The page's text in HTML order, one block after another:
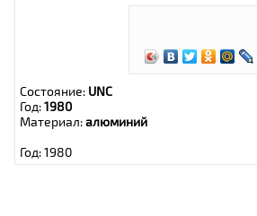
Состояние: UNC
Год:1980
Материал:алюминий
Год: 1980